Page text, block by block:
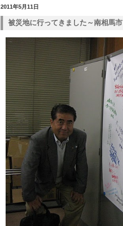
2011年5月11日
被災地に行ってきました～南相馬市